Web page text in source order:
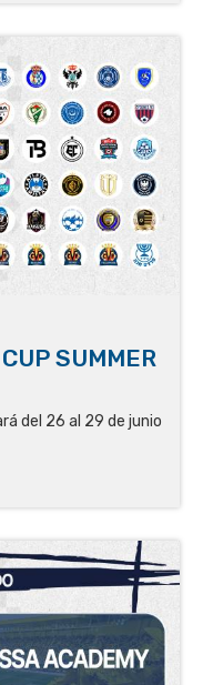
SUMMER
del 26 al 29 de junio